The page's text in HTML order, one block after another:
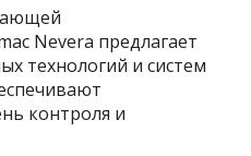
Nevera предлагает
технологий и систем
контроля и